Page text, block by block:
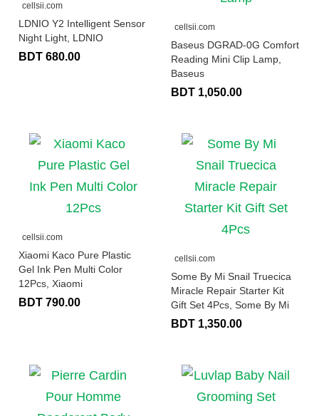
cellsii.com
LDNIO Y2 Intelligent Sensor
Night Light, LDNIO
BDT 680.00
cellsii.com
Baseus DGRAD-0G Comfort
Reading Mini Clip Lamp,
Baseus
BDT 1,050.00
cellsii.com
Xiaomi Kaco Pure Plastic
Gel Ink Pen Multi Color
12Pcs, Xiaomi
BDT 790.00
cellsii.com
Some By Mi Snail Truecica
Miracle Repair Starter Kit
Gift Set 4Pcs, Some By Mi
BDT 1,350.00